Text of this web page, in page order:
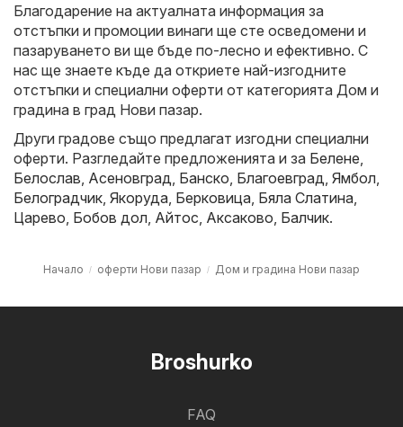
Благодарение на актуалната информация за
отстъпки и промоции винаги ще сте осведомени и
пазаруването ви ще бъде по-лесно и ефективно. С
нас ще знаете къде да откриете най-изгодните
отстъпки и специални оферти от категорията Дом и
градина в град Нови пазар.
Други градове също предлагат изгодни специални
оферти. Разгледайте предложенията и за Белене
Белослав Асеновград Банско Благоевград Ямбол
Белоградчик Якоруда Берковица Бяла Слатина
Царево Бобов дол Айтос Аксаково Балчик.
Начало оферти Нови пазар Дом и градина Нови пазар
Broshurko
FAQ